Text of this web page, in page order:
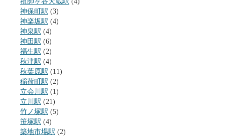
神保町駅 (3)
神楽坂駅 (4)
神泉駅 (4)
神田駅 (6)
福生駅 (2)
秋津駅 (4)
秋葉原駅 (11)
稲荷町駅 (2)
立会川駅 (1)
立川駅 (21)
竹ノ塚駅 (5)
笹塚駅 (4)
築地市場駅 (2)